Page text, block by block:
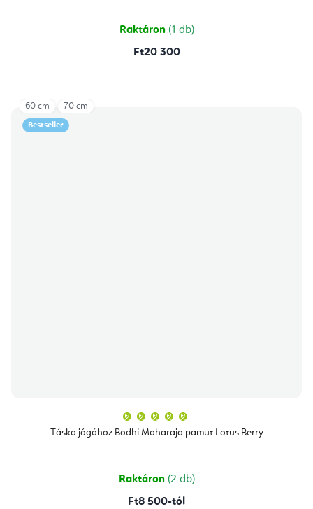
Raktáron (1 db)
Ft20 300
Bestseller
Táska jógához Bodhi Maharaja pamut Lotus Berry
átlagos
értékelése
csillag.
Raktáron (2 db)
Ft8 500-tól
60 cm 70 cm